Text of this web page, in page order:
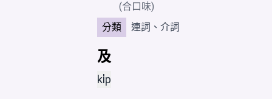
(合口味)
分類
連詞、介詞
及
ki̍p